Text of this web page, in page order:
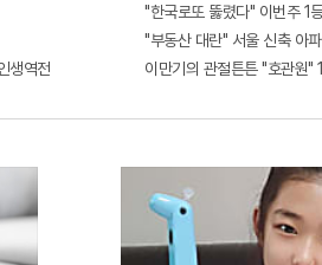
생역전
"한국로또 뚫렸다" 이번주 1
"부동산 대란" 서울 신축 아
이만기의 관절튼튼 "호관원"